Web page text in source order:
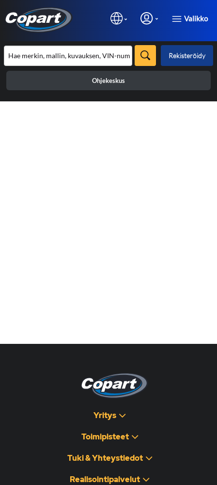
Valikko
Rekisteröidy
Ohjekeskus
Yritys
Toimipisteet
Tuki & Yhteystiedot
Realisointipalvelut